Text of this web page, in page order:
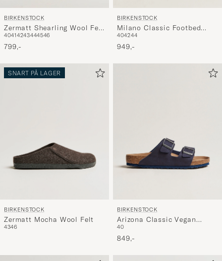
BIRKENSTOCK
Zermatt Shearling Wool Felt
Anthracite
40414243444546
799,-
BIRKENSTOCK
Milano Classic Footbed
Dark Brown Leather
404244
949,-
SNART PÅ LAGER
BIRKENSTOCK
Zermatt Mocha Wool Felt
4346
BIRKENSTOCK
Arizona Classic Vegan
Indigo Blue
40
849,-